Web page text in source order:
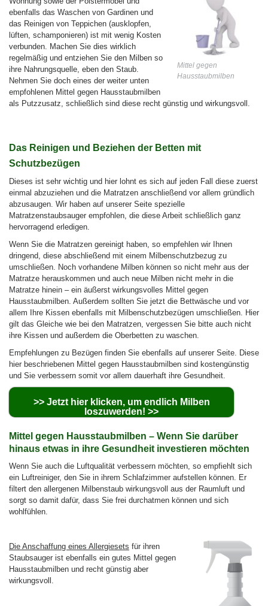
Mittel gegen
Hausstaubmilben
ebenfalls das Waschen von Gardinen und
das Reinigen von Teppichen (ausklopfen,
lüften, schamponieren) ist mit wenig Kosten
verbunden. Machen Sie dies wirklich
regelmäßig und entziehen Sie den Milben so
ihre Nahrungsquelle, eben den Staub.
Nehmen Sie doch eines der weiter unten
empfohlenen Mittel gegen Hausstaubmilben
als Putzzusatz, schließlich sind diese recht günstig und wirkungsvoll.
Das Reinigen und Beziehen der Betten mit
Schutzbezügen
Dieses ist sehr wichtig und hier lohnt es sich auf jeden Fall diese zuerst
einmal abzuziehen und die Matratzen anschließend vor allem gründlich
abzusaugen. Wir haben auf unserer Seite spezielle
Matratzenstaubsauger empfohlen, die diese Arbeit schließlich ganz
hervorragend erledigen.
Wenn Sie die Matratzen gereinigt haben, so empfehlen wir Ihnen
dringend, diese abschließend mit einem Milbenschutzbezug zu
umschließen. Noch vorhandene Milben können so nicht mehr aus der
Matratze herauskommen und auch neue Milben nicht mehr in die
Matratze hinein – ein äußerst wirkungsvolles Mittel gegen
Hausstaubmilben. Außerdem sollten Sie jetzt die Bettwäsche und vor
allem Ihre Kissen ebenfalls mit Milbenschutzbezügen umschließen. Hier
gilt das Gleiche wie bei den Matratzen, vergessen Sie bitte auch nicht
ihre Kissen und außerdem die Oberbetten zu waschen.
Empfehlungen zu Bezügen finden Sie ebenfalls auf unserer Seite. Diese
hier beschriebenen Mittel gegen Hausstaubmilben sind kostengünstig
und Sie verbessern somit vor allem dauerhaft ihre Gesundheit.
>> Jetzt hier klicken, um endlich Milben
loszuwerden! >>
Mittel gegen Hausstaubmilben – Wenn Sie darüber
hinaus etwas in ihre Gesundheit investieren möchten
Wenn Sie auch die Luftqualität verbessern möchten, so empfiehlt sich
ein Luftreiniger, den Sie in ihrem Schlafzimmer aufstellen können. Er
filtert den allergenen Milbenstaub wirkungsvoll aus der Raumluft und
sorgt so damit dafür, dass Sie frei durchatmen können und sich
wohlfühlen.
Die Anschaffung eines Allergiesets für ihren
Staubsauger ist ebenfalls ein gutes Mittel gegen
Hausstaubmilben und recht günstig aber
wirkungsvoll.